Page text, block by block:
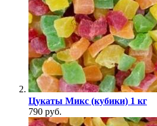
Цукаты Микс (кубики) 1 кг
790 руб.